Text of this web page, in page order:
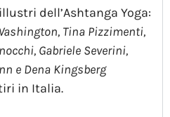
dell’Ashtanga Yoga:
Tina Pizzimenti,
Gabriele Severini,
e Dena Kingsberg
in Italia.